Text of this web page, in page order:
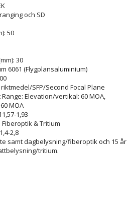
och SD
50
30
6061 (Flygplansaluminium)
SFP/Second Focal Plane
Elevation/vertikal: 60 MOA,
MOA
1,93
& Tritium
2,8
samt dagbelysning/fiberoptik och 15 år
tritium.